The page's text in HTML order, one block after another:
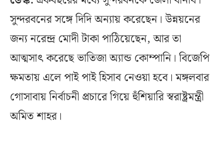
সুন্দরবনের সঙ্গে দিদি অন্যায় করেছেন। উন্নয়নের
জন্য নরেন্দ্র মোদী টাকা পাঠিয়েছেন, আর তা
আত্মসাৎ করেছে ভাতিজা অ্যান্ড কোম্পানি। বিজেপি
ক্ষমতায় এলে পাই পাই হিসাব নেওয়া হবে। মঙ্গলবার
গোসাবায় নির্বাচনী প্রচারে গিয়ে হুঁশিয়ারি স্বরাষ্ট্রমন্ত্রী
অমিত শাহর।